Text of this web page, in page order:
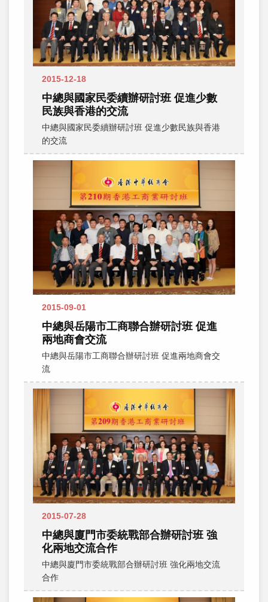
2015-12-18
中總與國家民委續辦研討班 促進少數
民族與香港的交流
中總與國家民委續辦研討班 促進少數民族與香港
的交流
2015-09-01
中總與岳陽市工商聯合辦研討班 促進
兩地商會交流
中總與岳陽市工商聯合辦研討班 促進兩地商會交
流
2015-07-28
中總與廈門市委統戰部合辦研討班 強
化兩地交流合作
中總與廈門市委統戰部合辦研討班 強化兩地交流
合作